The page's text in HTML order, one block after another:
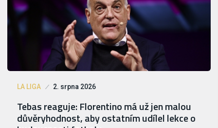
LA LIGA 2. srpna 2026
Tebas reaguje: Florentino má už jen malou
důvěryhodnost, aby ostatním udílel lekce o